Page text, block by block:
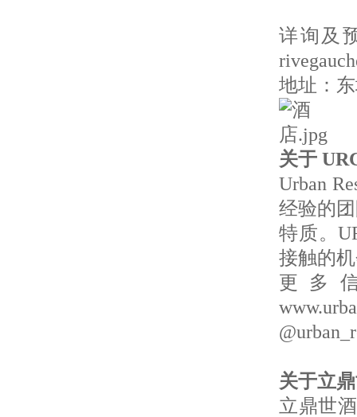
详询及
地址：
关于
Urban
经验的
特质。
接触的
更多
关于立
立鼎世